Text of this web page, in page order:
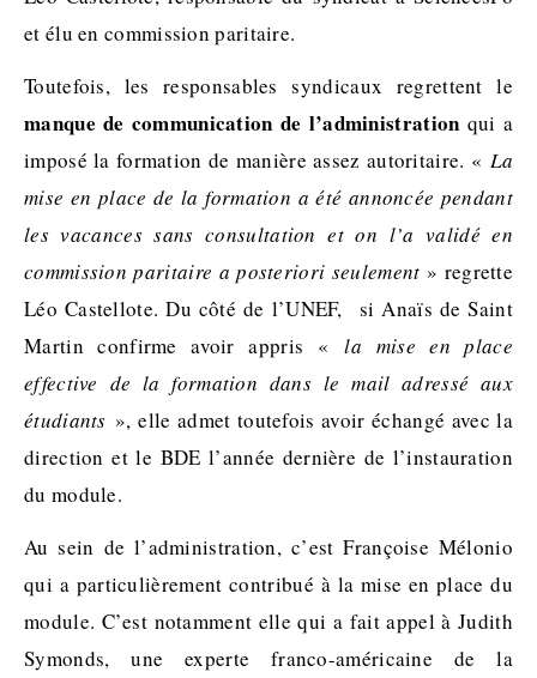
et élu en commission paritaire.
Toutefois, les responsables syndicaux regrettent le
manque de communication de l’administration qui a
imposé la formation de manière assez autoritaire. «La
mise en place de la formation a été annoncée pendant
les vacances sans consultation et on l’a validé en
commission paritaire a posteriori seulement » regrette
Léo Castellote. Du côté de l’UNEF, si Anaïs de Saint
Martin confirme avoir appris «la mise en place
effective de la formation dans le mail adressé aux
étudiants », elle admet toutefois avoir échangé avec la
direction et le BDE l’année dernière de l’instauration
du module.
Au sein de l’administration, c’est Françoise Mélonio
qui a particulièrement contribué à la mise en place du
module. C’est notamment elle qui a fait appel à Judith
Symonds, une experte franco-américaine de la